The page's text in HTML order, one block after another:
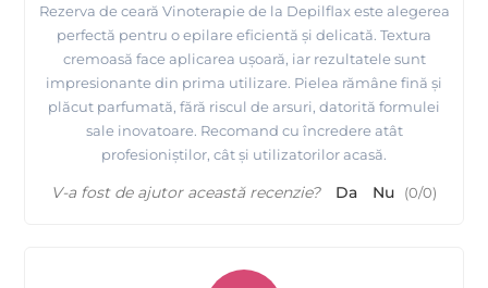
Rezerva de ceară Vinoterapie de la Depilflax este alegerea
perfectă pentru o epilare eficientă și delicată. Textura
cremoasă face aplicarea ușoară, iar rezultatele sunt
impresionante din prima utilizare. Pielea rămâne fină și
plăcut parfumată, fără riscul de arsuri, datorită formulei
sale inovatoare. Recomand cu încredere atât
profesioniștilor, cât și utilizatorilor acasă.
V-a fost de ajutor această recenzie? Da Nu (0/0)